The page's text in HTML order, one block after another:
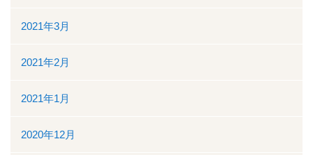
2021年3月
2021年2月
2021年1月
2020年12月